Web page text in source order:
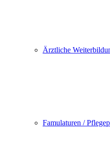
Ärztliche
Famulaturen /